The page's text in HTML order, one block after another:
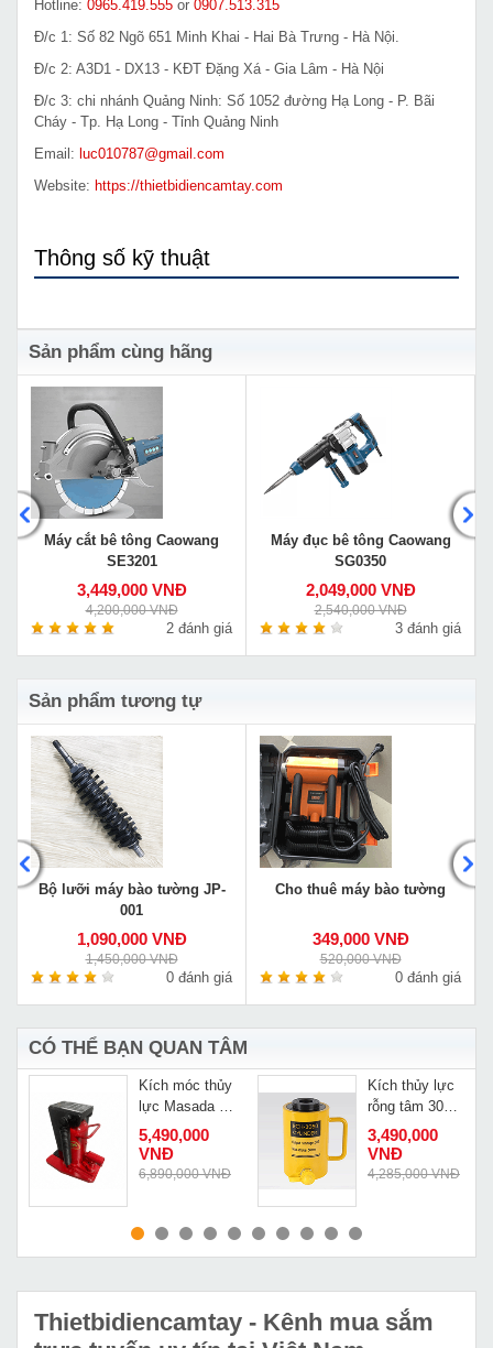
Hotline: 0965.419.555 or 0907.513.315
Đ/c 1: Số 82 Ngõ 651 Minh Khai - Hai Bà Trưng - Hà Nội.
Đ/c 2: A3D1 - DX13 - KĐT Đặng Xá - Gia Lâm - Hà Nội
Đ/c 3: chi nhánh Quảng Ninh: Số 1052 đường Hạ Long - P. Bãi
Cháy - Tp. Hạ Long - Tỉnh Quảng Ninh
Email: luc010787@gmail.com
Website: https://thietbidiencamtay.com
Thông số kỹ thuật
Sản phẩm cùng hãng
Máy cắt bê tông Caowang
SE3201
3,449,000 VNĐ
4,200,000 VNĐ
2 đánh giá
Máy đục bê tông Caowang
SG0350
2,049,000 VNĐ
2,540,000 VNĐ
3 đánh giá
Sản phẩm tương tự
Bộ lưỡi máy bào tường JP-
001
1,090,000 VNĐ
1,450,000 VNĐ
0 đánh giá
Cho thuê máy bào tường
349,000 VNĐ
520,000 VNĐ
0 đánh giá
CÓ THỂ BẠN QUAN TÂM
MUA NGAY
Kích móc thủy
lực Masada 5
tấn MHCK-
5RS-2
5,490,000
VNĐ
6,890,000 VNĐ
MUA NGAY
Kích thủy lực
rỗng tâm 30
tấn Changyou
RCH3050
3,490,000
VNĐ
4,285,000 VNĐ
Thietbidiencamtay - Kênh mua sắm